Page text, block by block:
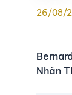
26/08/
Nhân